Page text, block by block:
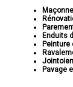
Enduits
Peinture
Pavage